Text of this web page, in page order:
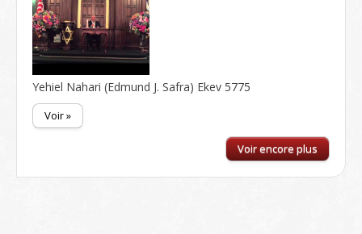
Yehiel Nahari (Edmund J. Safra) Ekev 5775
Voir »
Voir encore plus